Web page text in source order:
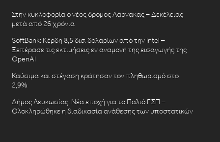
Στην κυκλοφορία ο νέος δρόμος Λάρνακας – Δεκέλειας
μετά από 26 χρόνια
SoftBank: Κέρδη 8,5 δισ. δολαρίων από την Intel –
Ξεπέρασε τις εκτιμήσεις εν αναμονή της εισαγωγής της
OpenAI
Καύσιμα και στέγαση κράτησαν τον πληθωρισμό στο
2,9%
Δήμος Λευκωσίας: Νέα εποχή για το Παλιό ΓΣΠ –
Ολοκληρώθηκε η διαδικασία ανάθεσης των υποστατικών